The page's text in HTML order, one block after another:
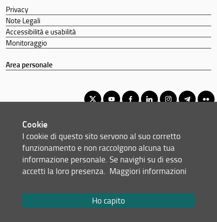
Privacy
Note Legali
Accessibilità e usabilità
Monitoraggio
Area personale
© Copyright 2012-2026 Università degli Studi di Firenze UNIFI
P.IVA/Cod.Fis 01279680480
Largo Brambilla, 3 - 50134 Firenze (FI)
Email:scuola(AT)sc-saluteumana.unifi.it
Cookie
I cookie di questo sito servono al suo corretto
funzionamento e non raccolgono alcuna tua
informazione personale. Se navighi su di esso
accetti la loro presenza. Maggiori informazioni
Ho capito